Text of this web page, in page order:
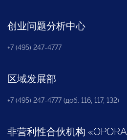
创业问题分析中心
+7 (495) 247-4777
区域发展部
+7 (495) 247-4777 (доб. 116, 117, 132)
非营利性合伙机构 «OPORA